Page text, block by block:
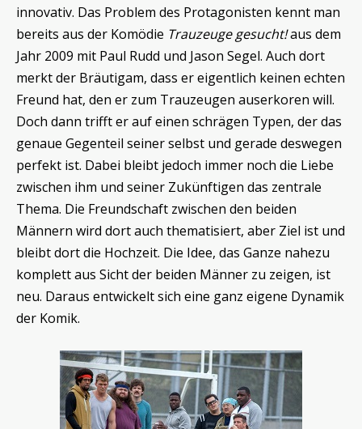
innovativ. Das Problem des Protagonisten kennt man
bereits aus der Komödie Trauzeuge gesucht!aus dem
Jahr 2009 mit Paul Rudd und Jason Segel. Auch dort
merkt der Bräutigam, dass er eigentlich keinen echten
Freund hat, den er zum Trauzeugen auserkoren will.
Doch dann trifft er auf einen schrägen Typen, der das
genaue Gegenteil seiner selbst und gerade deswegen
perfekt ist. Dabei bleibt jedoch immer noch die Liebe
zwischen ihm und seiner Zukünftigen das zentrale
Thema. Die Freundschaft zwischen den beiden
Männern wird dort auch thematisiert, aber Ziel ist und
bleibt dort die Hochzeit. Die Idee, das Ganze nahezu
komplett aus Sicht der beiden Männer zu zeigen, ist
neu. Daraus entwickelt sich eine ganz eigene Dynamik
der Komik.